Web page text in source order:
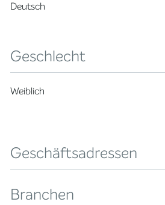
Deutsch
Geschlecht
Weiblich
Geschäftsadressen
Branchen